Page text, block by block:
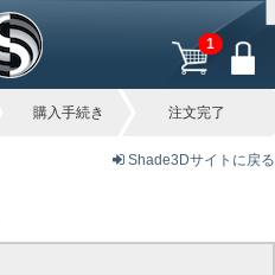
1
購入手続き 注文完了
Shade3Dサイトに戻る